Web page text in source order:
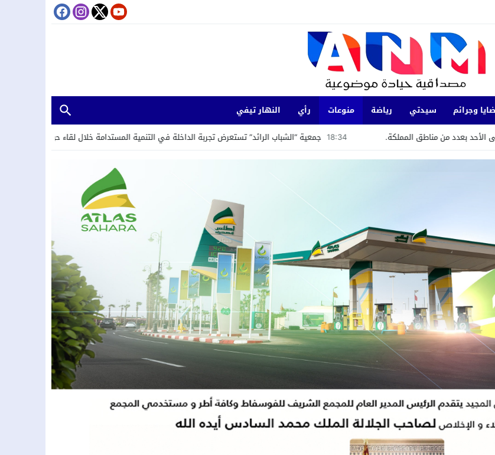
وجرائم سيدتي رياضة منوعات رأي
النهار تيفي
18:34 جمعية “الشباب الرائد” تستعرض تجربة الداخلة في التنمية المستدامة خلال لقاء حول العمل المناخي والحوكمة البيئية المملكة.